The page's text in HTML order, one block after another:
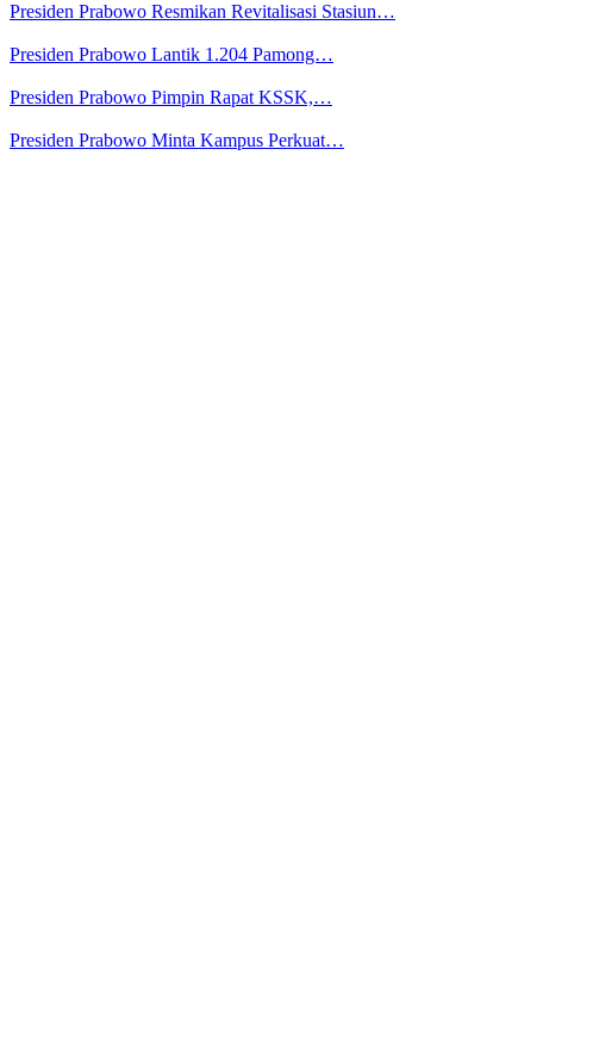
Presiden Prabowo Resmikan Revitalisasi Stasiun…
Presiden Prabowo Lantik 1.204 Pamong…
Presiden Prabowo Pimpin Rapat KSSK,…
Presiden Prabowo Minta Kampus Perkuat…